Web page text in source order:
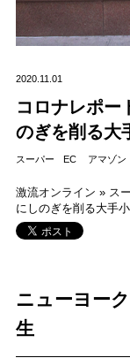
2020.11.01
コロナレポー
のぎを削る大
スーパー EC アマゾン
激流オンライン » ス
にしのぎを削る大手
ニューヨー
生